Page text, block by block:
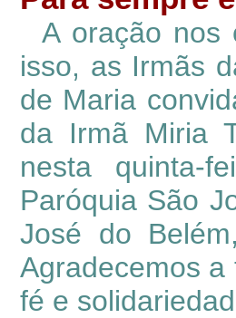
A oração nos
isso, as Irmãs
de Maria
da Irmã Miria
nesta quinta-
Paróquia São
José do
Agradecemos
fé e